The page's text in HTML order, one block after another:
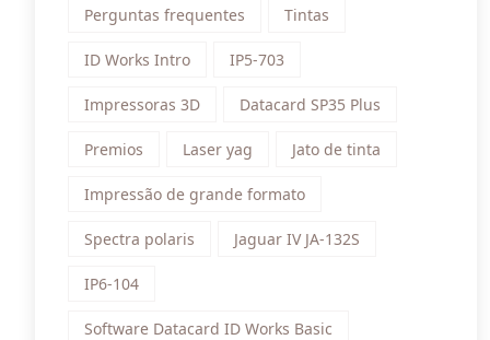
Perguntas frequentes Tintas
ID Works Intro IP5-703
Impressoras 3D Datacard SP35 Plus
Premios Laser yag Jato de tinta
Impressão de grande formato
Spectra polaris Jaguar IV JA-132S
IP6-104
Software Datacard ID Works Basic